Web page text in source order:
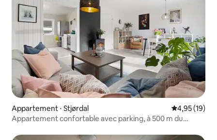
Appartement ⋅ Stjørdal Évaluation
4,95 (19)
Appartement confortable avec parking, à 500 m du